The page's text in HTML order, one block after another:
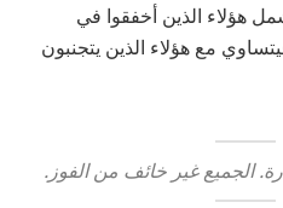
هؤلاء الذين أخفقوا في
مع هؤلاء الذين يتجنبون
الجميع غير خائف من الفوز.